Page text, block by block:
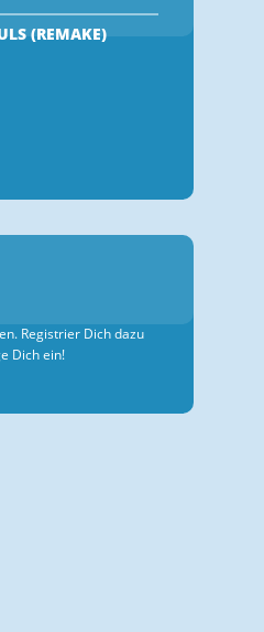
(REMAKE)
Registrier Dich dazu
Dich ein!